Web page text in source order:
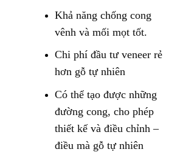
Khả năng chống cong
vênh và mối mọt tốt.
Chi phí đầu tư veneer rẻ
hơn gỗ tự nhiên
Có thể tạo được những
đường cong, cho phép
thiết kế và điều chỉnh –
điều mà gỗ tự nhiên